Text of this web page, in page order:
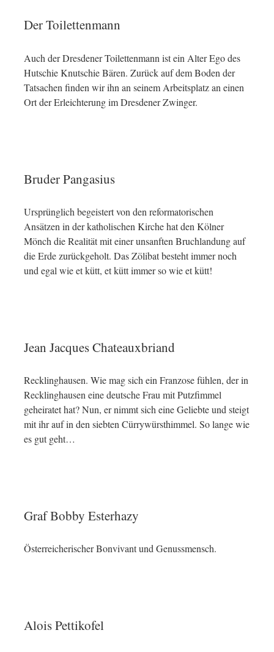
Der Toilettenmann
Auch der Dresdener Toilettenmann ist ein Alter Ego des
Hutschie Knutschie Bären. Zurück auf dem Boden der
Tatsachen finden wir ihn an seinem Arbeitsplatz an einen
Ort der Erleichterung im Dresdener Zwinger.
Bruder Pangasius
Ursprünglich begeistert von den reformatorischen
Ansätzen in der katholischen Kirche hat den Kölner
Mönch die Realität mit einer unsanften Bruchlandung auf
die Erde zurückgeholt. Das Zölibat besteht immer noch
und egal wie et kütt, et kütt immer so wie et kütt!
Jean Jacques Chateauxbriand
Recklinghausen. Wie mag sich ein Franzose fühlen, der in
Recklinghausen eine deutsche Frau mit Putzfimmel
geheiratet hat? Nun, er nimmt sich eine Geliebte und steigt
mit ihr auf in den siebten Cürrywürsthimmel. So lange wie
es gut geht…
Graf Bobby Esterhazy
Österreicherischer Bonvivant und Genussmensch.
Alois Pettikofel